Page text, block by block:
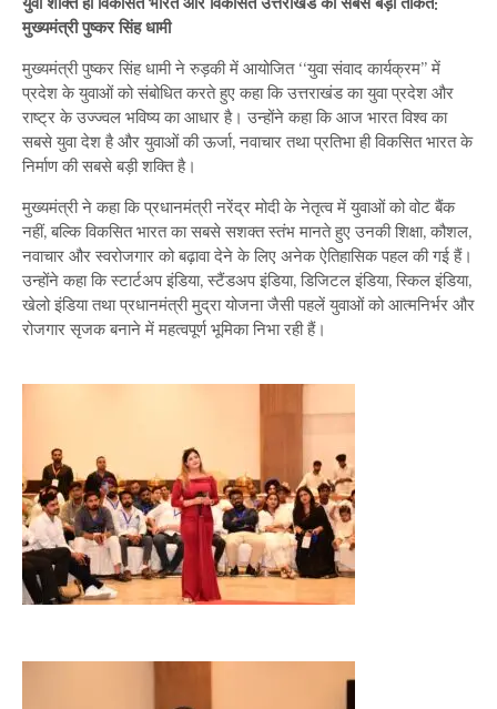
शक्ति
ही
भारत
और
विकसित
उत्तराखंड
की
बड़ी
ताकत:
मुख्यमंत्री
पुष्कर
सिंह
धामी
मुख्यमंत्री पुष्कर सिंह धामी
मुख्यमंत्री पुष्कर सिंह धामी ने रुड़की में आयोजित ‘‘युवा संवाद कार्यक्रम’’ में
प्रदेश के युवाओं को संबोधित करते हुए कहा कि उत्तराखंड का युवा प्रदेश और
राष्ट्र के उज्ज्वल भविष्य का आधार है। उन्होंने कहा कि आज भारत विश्व का
सबसे युवा देश है और युवाओं की ऊर्जा, नवाचार तथा प्रतिभा ही विकसित भारत के
निर्माण की सबसे बड़ी शक्ति है।
मुख्यमंत्री ने कहा कि प्रधानमंत्री नरेंद्र मोदी के नेतृत्व में युवाओं को वोट बैंक
नहीं, बल्कि विकसित भारत का सबसे सशक्त स्तंभ मानते हुए उनकी शिक्षा, कौशल,
नवाचार और स्वरोजगार को बढ़ावा देने के लिए अनेक ऐतिहासिक पहल की गई हैं।
उन्होंने कहा कि स्टार्टअप इंडिया, स्टैंडअप इंडिया, डिजिटल इंडिया, स्किल इंडिया,
खेलो इंडिया तथा प्रधानमंत्री मुद्रा योजना जैसी पहलें युवाओं को आत्मनिर्भर और
रोजगार सृजक बनाने में महत्वपूर्ण भूमिका निभा रही हैं।